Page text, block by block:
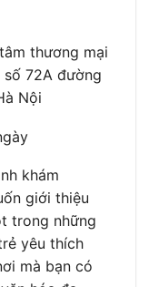
thương mại
72A đường
Nội
khám
giới thiệu
trong những
yêu thích
mà bạn có